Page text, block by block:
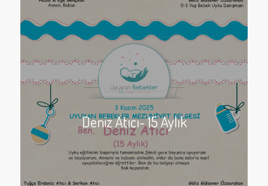
Deniz Atıcı- 15 Aylık